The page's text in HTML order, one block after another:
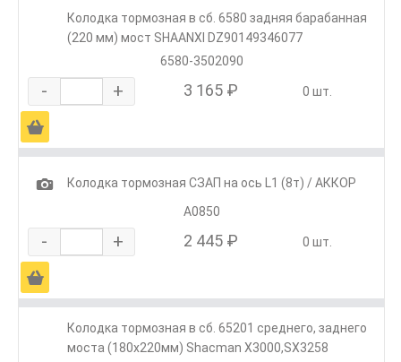
Колодка тормозная в сб. 6580 задняя барабанная
(220 мм) мост SHAANXI DZ90149346077
6580-3502090
- + 3 165 ₽ 0 шт.
Ä
1
Колодка тормозная СЗАП на ось L1 (8т) / АККОР
А0850
- + 2 445 ₽ 0 шт.
Ä
Колодка тормозная в сб. 65201 среднего, заднего
моста (180х220мм) Shacman X3000,SX3258